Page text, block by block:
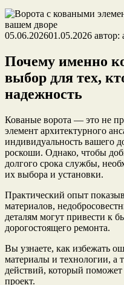
05.06.202601.05.2026 автор:
Почему именно
выбор для тех,
надежность
Кованые ворота — это не
элемент архитектурного
индивидуальность вашего
роскоши. Однако, чтобы
долгого срока службы,
их выбора и установки.
Практический опыт
материалов,
деталям могут привести к
дорогостоящего ремонта.
Вы узнаете, как избежать
материалы и технологии, а
действий, который поможет
проект.